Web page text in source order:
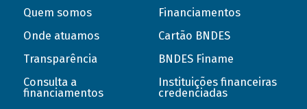
Quem somos
Onde atuamos
Transparência
Consulta a
financiamentos
Financiamentos
Cartão BNDES
BNDES Finame
Instituições financeiras
credenciadas